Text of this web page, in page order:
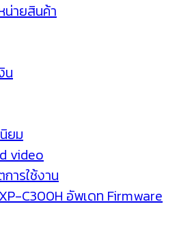
น่ายสินค้า
น
ยม
video
ารใช้งาน
C300H อัพเดท Firmware